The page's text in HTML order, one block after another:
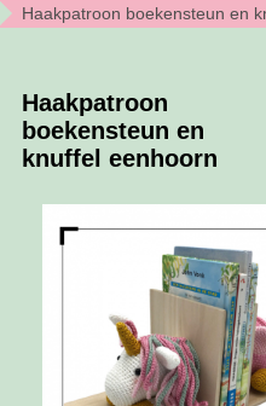
Haakpatroon boekensteun en
Haakpatroon
boekensteun en
knuffel eenhoorn